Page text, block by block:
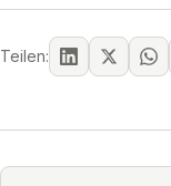
Teilen: